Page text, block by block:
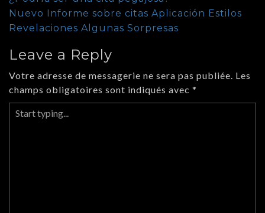
Nuevo Informe sobre citas Aplicación Estilos
Revelaciones Algunas Sorpresas
Leave a Reply
Votre adresse de messagerie ne sera pas publiée. Les
champs obligatoires sont indiqués avec *